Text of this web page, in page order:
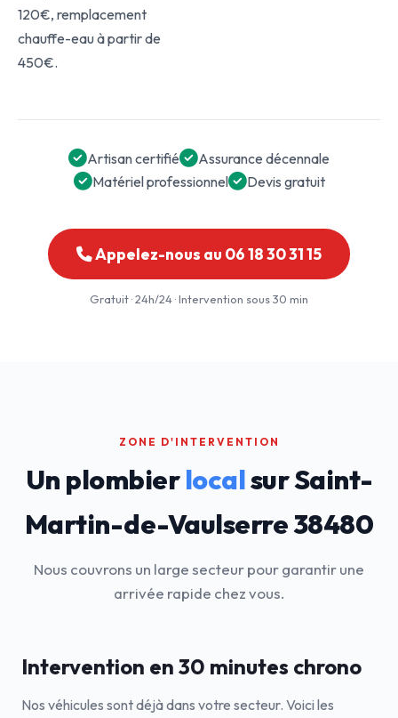
120€, remplacement
chauffe-eau à partir de
450€.
Artisan certifié
Assurance décennale
Matériel professionnel
Devis gratuit
Appelez-nous au 06 18 30 31 15
Gratuit · 24h/24 · Intervention sous 30 min
ZONE D'INTERVENTION
Un plombierlocalsur Saint-
Martin-de-Vaulserre 38480
Nous couvrons un large secteur pour garantir une
arrivée rapide chez vous.
Intervention en 30 minutes chrono
Nos véhicules sont déjà dans votre secteur. Voici les